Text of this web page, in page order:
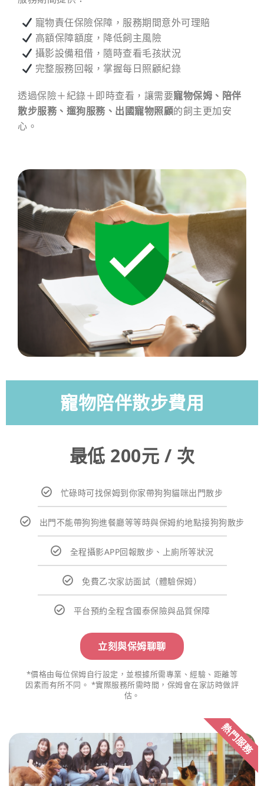
寵物責任保險保障，服務期間意外可理賠
高額保障額度，降低飼主風險
攝影設備租借，隨時查看毛孩狀況
完整服務回報，掌握每日照顧紀錄
透過保險＋紀錄＋即時查看，讓需要寵物保姆、陪伴
散步服務、遛狗服務、出國寵物照顧的飼主更加安
心。
寵物陪伴散步費用
最低 200元 / 次
忙碌時可找保姆到你家帶狗狗貓咪出門散步
出門不能帶狗狗進餐廳等等時與保姆約地點接狗狗散步
全程攝影APP回報散步、上廁所等狀況
免費乙次家訪面試（體驗保姆）
平台預約全程含國泰保險與品質保障
立刻與保姆聊聊
*價格由每位保姆自行設定，並根據所需專業、經驗、距離等
因素而有所不同。 *實際服務所需時間，保姆會在家訪時做評
估。
熱門服務